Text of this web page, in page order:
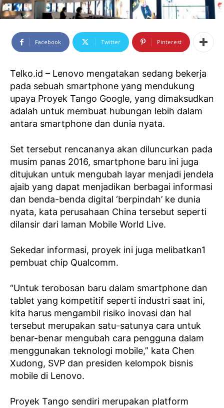
Facebook Twitter Pinterest
Telko.id – Lenovo mengatakan sedang bekerja
pada sebuah smartphone yang mendukung
upaya Proyek Tango Google, yang dimaksudkan
adalah untuk membuat hubungan lebih dalam
antara smartphone dan dunia nyata.
Set tersebut rencananya akan diluncurkan pada
musim panas 2016, smartphone baru ini juga
ditujukan untuk mengubah layar menjadi jendela
ajaib yang dapat menjadikan berbagai informasi
dan benda-benda digital ‘berpindah’ ke dunia
nyata, kata perusahaan China tersebut seperti
dilansir dari laman Mobile World Live.
Sekedar informasi, proyek ini juga melibatkan1
pembuat chip Qualcomm.
“Untuk terobosan baru dalam smartphone dan
tablet yang kompetitif seperti industri saat ini,
kita harus mengambil risiko inovasi dan hal
tersebut merupakan satu-satunya cara untuk
benar-benar mengubah cara pengguna dalam
menggunakan teknologi mobile,” kata Chen
Xudong, SVP dan presiden kelompok bisnis
mobile di Lenovo.
Proyek Tango sendiri merupakan platform